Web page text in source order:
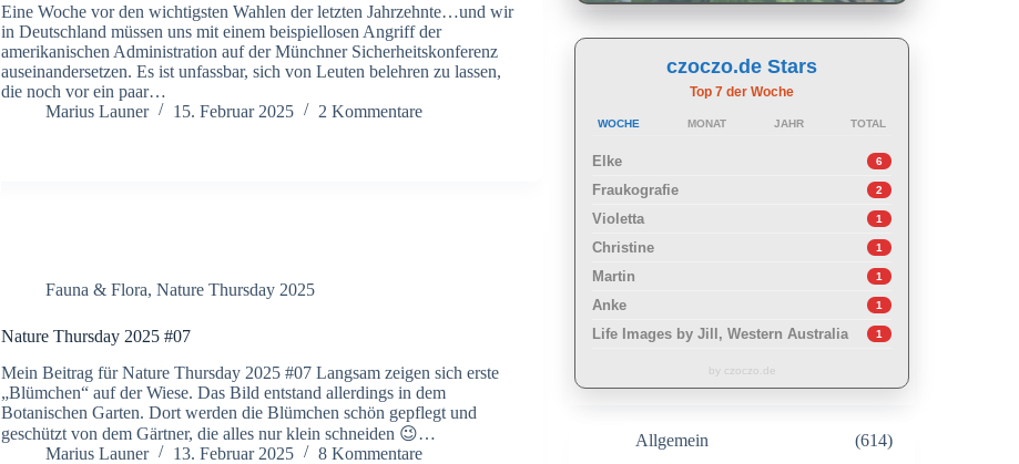
Eine Woche vor den wichtigsten Wahlen der letzten Jahrzehnte…und wir
in Deutschland müssen uns mit einem beispiellosen Angriff der
amerikanischen Administration auf der Münchner Sicherheitskonferenz
auseinandersetzen. Es ist unfassbar, sich von Leuten belehren zu lassen,
die noch vor ein paar…
Marius Launer
15. Februar 2025 2 Kommentare
Fauna & Flora,Nature Thursday 2025
Nature Thursday 2025 #07
Mein Beitrag für Nature Thursday 2025 #07 Langsam zeigen sich erste
„Blümchen“ auf der Wiese. Das Bild entstand allerdings in dem
Botanischen Garten. Dort werden die Blümchen schön gepflegt und
geschützt von dem Gärtner, die alles nur klein schneiden 😉…
Marius Launer
13. Februar 2025 8 Kommentare
czoczo.de Stars
Top 7 der Woche
WOCHE MONAT JAHR TOTAL
Elke 6
Fraukografie 2
Violetta 1
Christine 1
Martin 1
Anke 1
Life Images by Jill, Western Australia 1
by czoczo.de
Allgemein (614)